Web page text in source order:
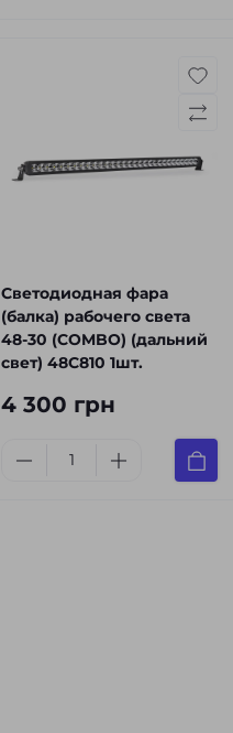
Светодиодная фара
(балка) рабочего света
48-30 (COMBO) (дальний
свет) 48C810 1шт.
4 300 грн